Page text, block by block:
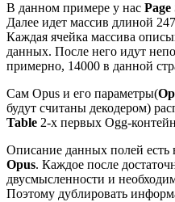
В данном примере у нас Page
Далее идет массив длиной
Каждая ячейка массива
данных. После него идут
примерно, 14000 в данной
Сам Opus и его параметры(
будут считаны декодером)
Table 2-х первых Ogg-
Описание данных полей есть
Opus. Каждое после
двусмысленности и
Поэтому дублировать